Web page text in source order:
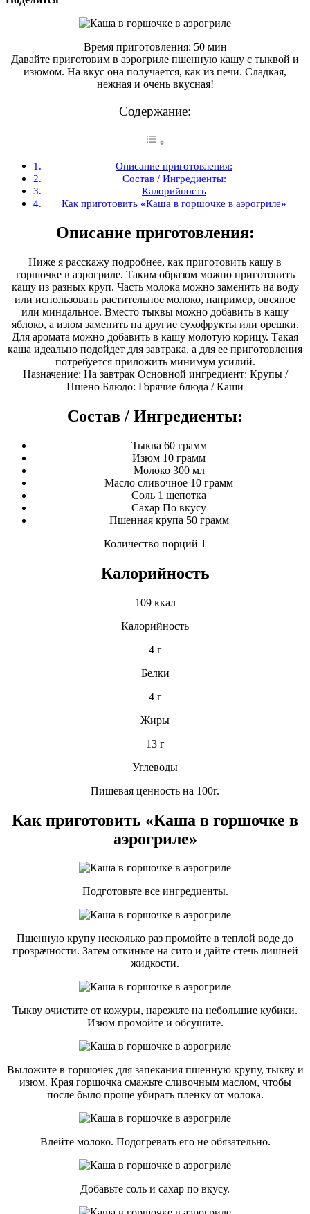
Время приготовления: 50 мин
Давайте приготовим в аэрогриле пшенную кашу с тыквой и
изюмом. На вкус она получается, как из печи. Сладкая,
нежная и очень вкусная!
Содержание:
Описание приготовления:
Состав / Ингредиенты:
Калорийность
Как приготовить «Каша в горшочке в аэрогриле»
Описание приготовления:
Ниже я расскажу подробнее, как приготовить кашу в
горшочке в аэрогриле. Таким образом можно приготовить
кашу из разных круп. Часть молока можно заменить на воду
или использовать растительное молоко, например, овсяное
или миндальное. Вместо тыквы можно добавить в кашу
яблоко, а изюм заменить на другие сухофрукты или орешки.
Для аромата можно добавить в кашу молотую корицу. Такая
каша идеально подойдет для завтрака, а для ее приготовления
потребуется приложить минимум усилий.
Назначение: На завтрак Основной ингредиент: Крупы /
Пшено Блюдо: Горячие блюда / Каши
Состав / Ингредиенты:
Тыква 60 грамм
Изюм 10 грамм
Молоко 300 мл
Масло сливочное 10 грамм
Соль 1 щепотка
Сахар По вкусу
Пшенная крупа 50 грамм
Количество порций 1
Калорийность
109 ккал
Калорийность
4 г
Белки
4 г
Жиры
13 г
Углеводы
Пищевая ценность на 100г.
Как приготовить «Каша в горшочке в
аэрогриле»
Подготовьте все ингредиенты.
Пшенную крупу несколько раз промойте в теплой воде до
прозрачности. Затем откиньте на сито и дайте стечь лишней
жидкости.
Тыкву очистите от кожуры, нарежьте на небольшие кубики.
Изюм промойте и обсушите.
Выложите в горшочек для запекания пшенную крупу, тыкву и
изюм. Края горшочка смажьте сливочным маслом, чтобы
после было проще убирать пленку от молока.
Влейте молоко. Подогревать его не обязательно.
Добавьте соль и сахар по вкусу.